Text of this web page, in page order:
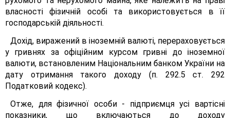
власності фізичній особі та використовується в її
господарській діяльності.
Дохід, виражений в іноземній валюті, перераховується
у гривнях за офіційним курсом гривні до іноземної
валюти, встановленим Національним банком України на
дату отримання такого доходу (п. 292.5 ст. 292
Податковий кодекс).
Отже, для фізичної особи - підприємця усі вартісні
показники, що включаються до доходу